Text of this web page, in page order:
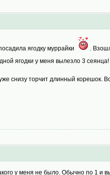
ягодку муррайки
.
ягодки у меня вылезло 3 сеянца!
снизу торчит длинный корешок.
у меня не было. Обычно по 1 и